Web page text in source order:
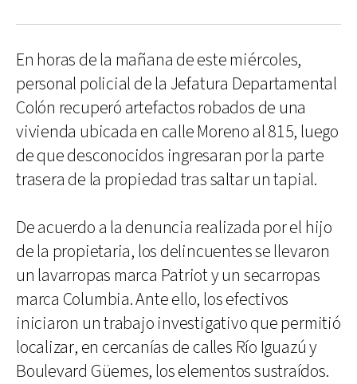
En horas de la mañana de este miércoles,
personal policial de la Jefatura Departamental
Colón recuperó artefactos robados de una
vivienda ubicada en calle Moreno al 815, luego
de que desconocidos ingresaran por la parte
trasera de la propiedad tras saltar un tapial.
De acuerdo a la denuncia realizada por el hijo
de la propietaria, los delincuentes se llevaron
un lavarropas marca Patriot y un secarropas
marca Columbia. Ante ello, los efectivos
iniciaron un trabajo investigativo que permitió
localizar, en cercanías de calles Río Iguazú y
Boulevard Güemes, los elementos sustraídos.